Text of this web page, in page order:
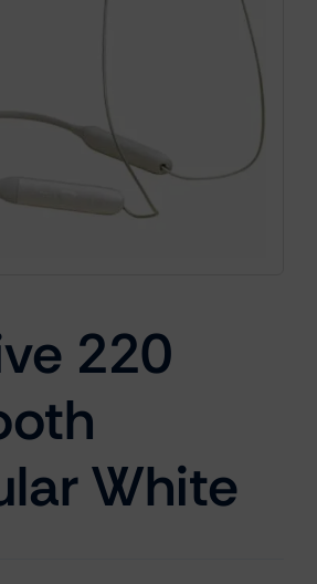
Smartwatches
Cámaras
Marcas
220
White